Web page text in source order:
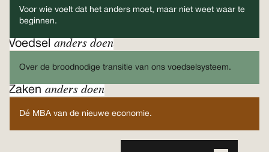
Voor wie voelt dat het anders moet, maar niet weet waar te
beginnen.
Voedsel anders doen
Over de broodnodige transitie van ons voedselsysteem.
Zaken anders doen
Dé MBA van de nieuwe economie.